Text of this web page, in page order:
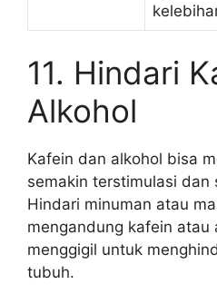
11. Hindari
Alkohol
Kafein dan alkohol bisa
semakin terstimulasi dan
Hindari minuman atau
mengandung kafein atau
menggigil untuk
tubuh.